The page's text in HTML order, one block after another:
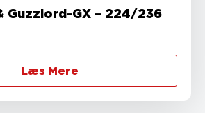
Guzzlord-GX – 224/236
Læs Mere